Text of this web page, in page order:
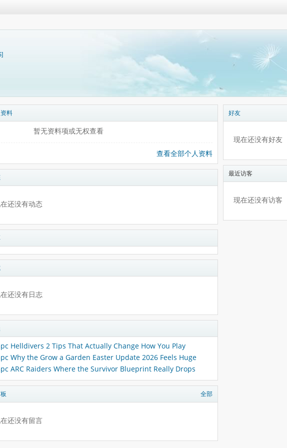
料
暂无资料项或无权查看
查看全部个人资料
还没有动态
还没有日志
Helldivers 2 Tips That Actually Change How You Play
Why the Grow a Garden Easter Update 2026 Feels Huge
ARC Raiders Where the Survivor Blueprint Really Drops
全部
还没有留言
好友
现在还没有好友
最近访客
现在还没有访客